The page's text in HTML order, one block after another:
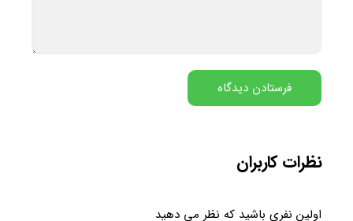
نظرات کاربران
اولین نفری باشید که نظر می دهید